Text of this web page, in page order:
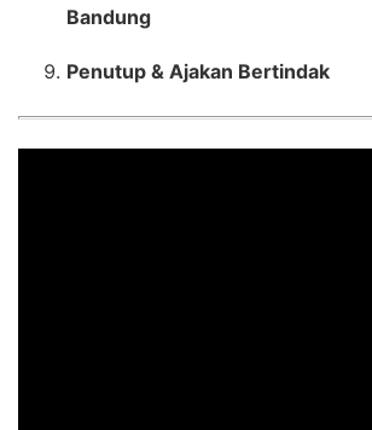
Bandung
Penutup & Ajakan Bertindak